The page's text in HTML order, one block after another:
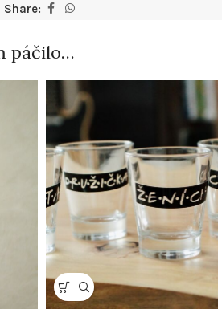
Share:
páčilo…